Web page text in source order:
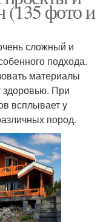
(135 фото и
сложный и
подхода.
материалы
здоровью. При
всплывает у
пород.